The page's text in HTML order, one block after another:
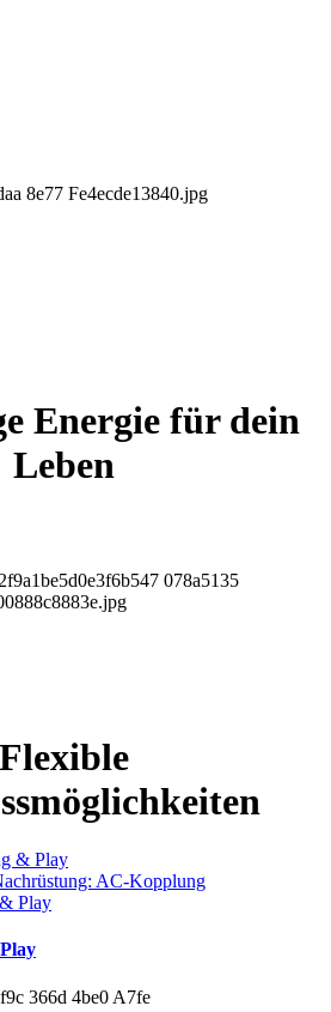
Energie für dein
Leben
Flexible
& Play
AC-Kopplung
Play